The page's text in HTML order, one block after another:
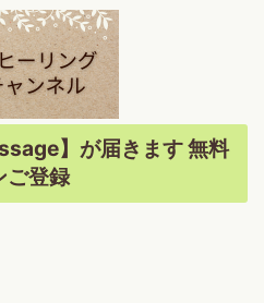
】が届きます 無料
ご登録